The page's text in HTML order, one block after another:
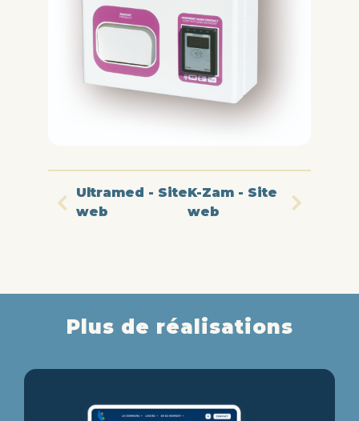
Ultramed - Site
web
K-Zam - Site
web
Plus de réalisations